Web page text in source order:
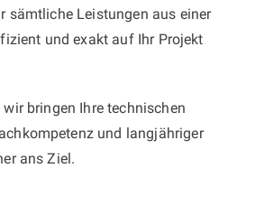
sämtliche Leistungen aus einer
und exakt auf Ihr Projekt
bringen Ihre technischen
und langjähriger
ans Ziel.